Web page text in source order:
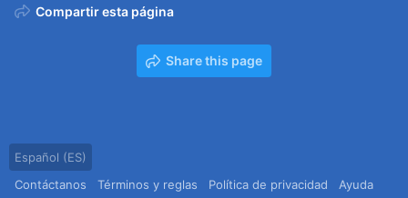
Compartir esta página
Share this page
Español (ES)
Contáctanos
Términos y reglas Política de privacidad Ayuda